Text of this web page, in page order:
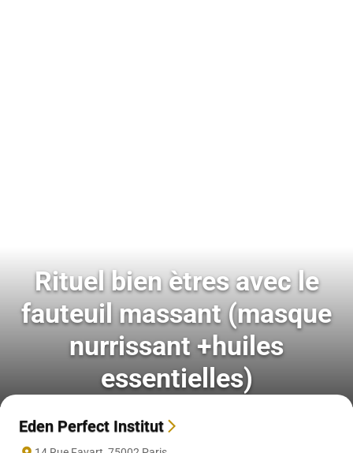
Rituel bien ètres avec le
fauteuil massant (masque
nurrissant +huiles
essentielles)
Eden Perfect Institut